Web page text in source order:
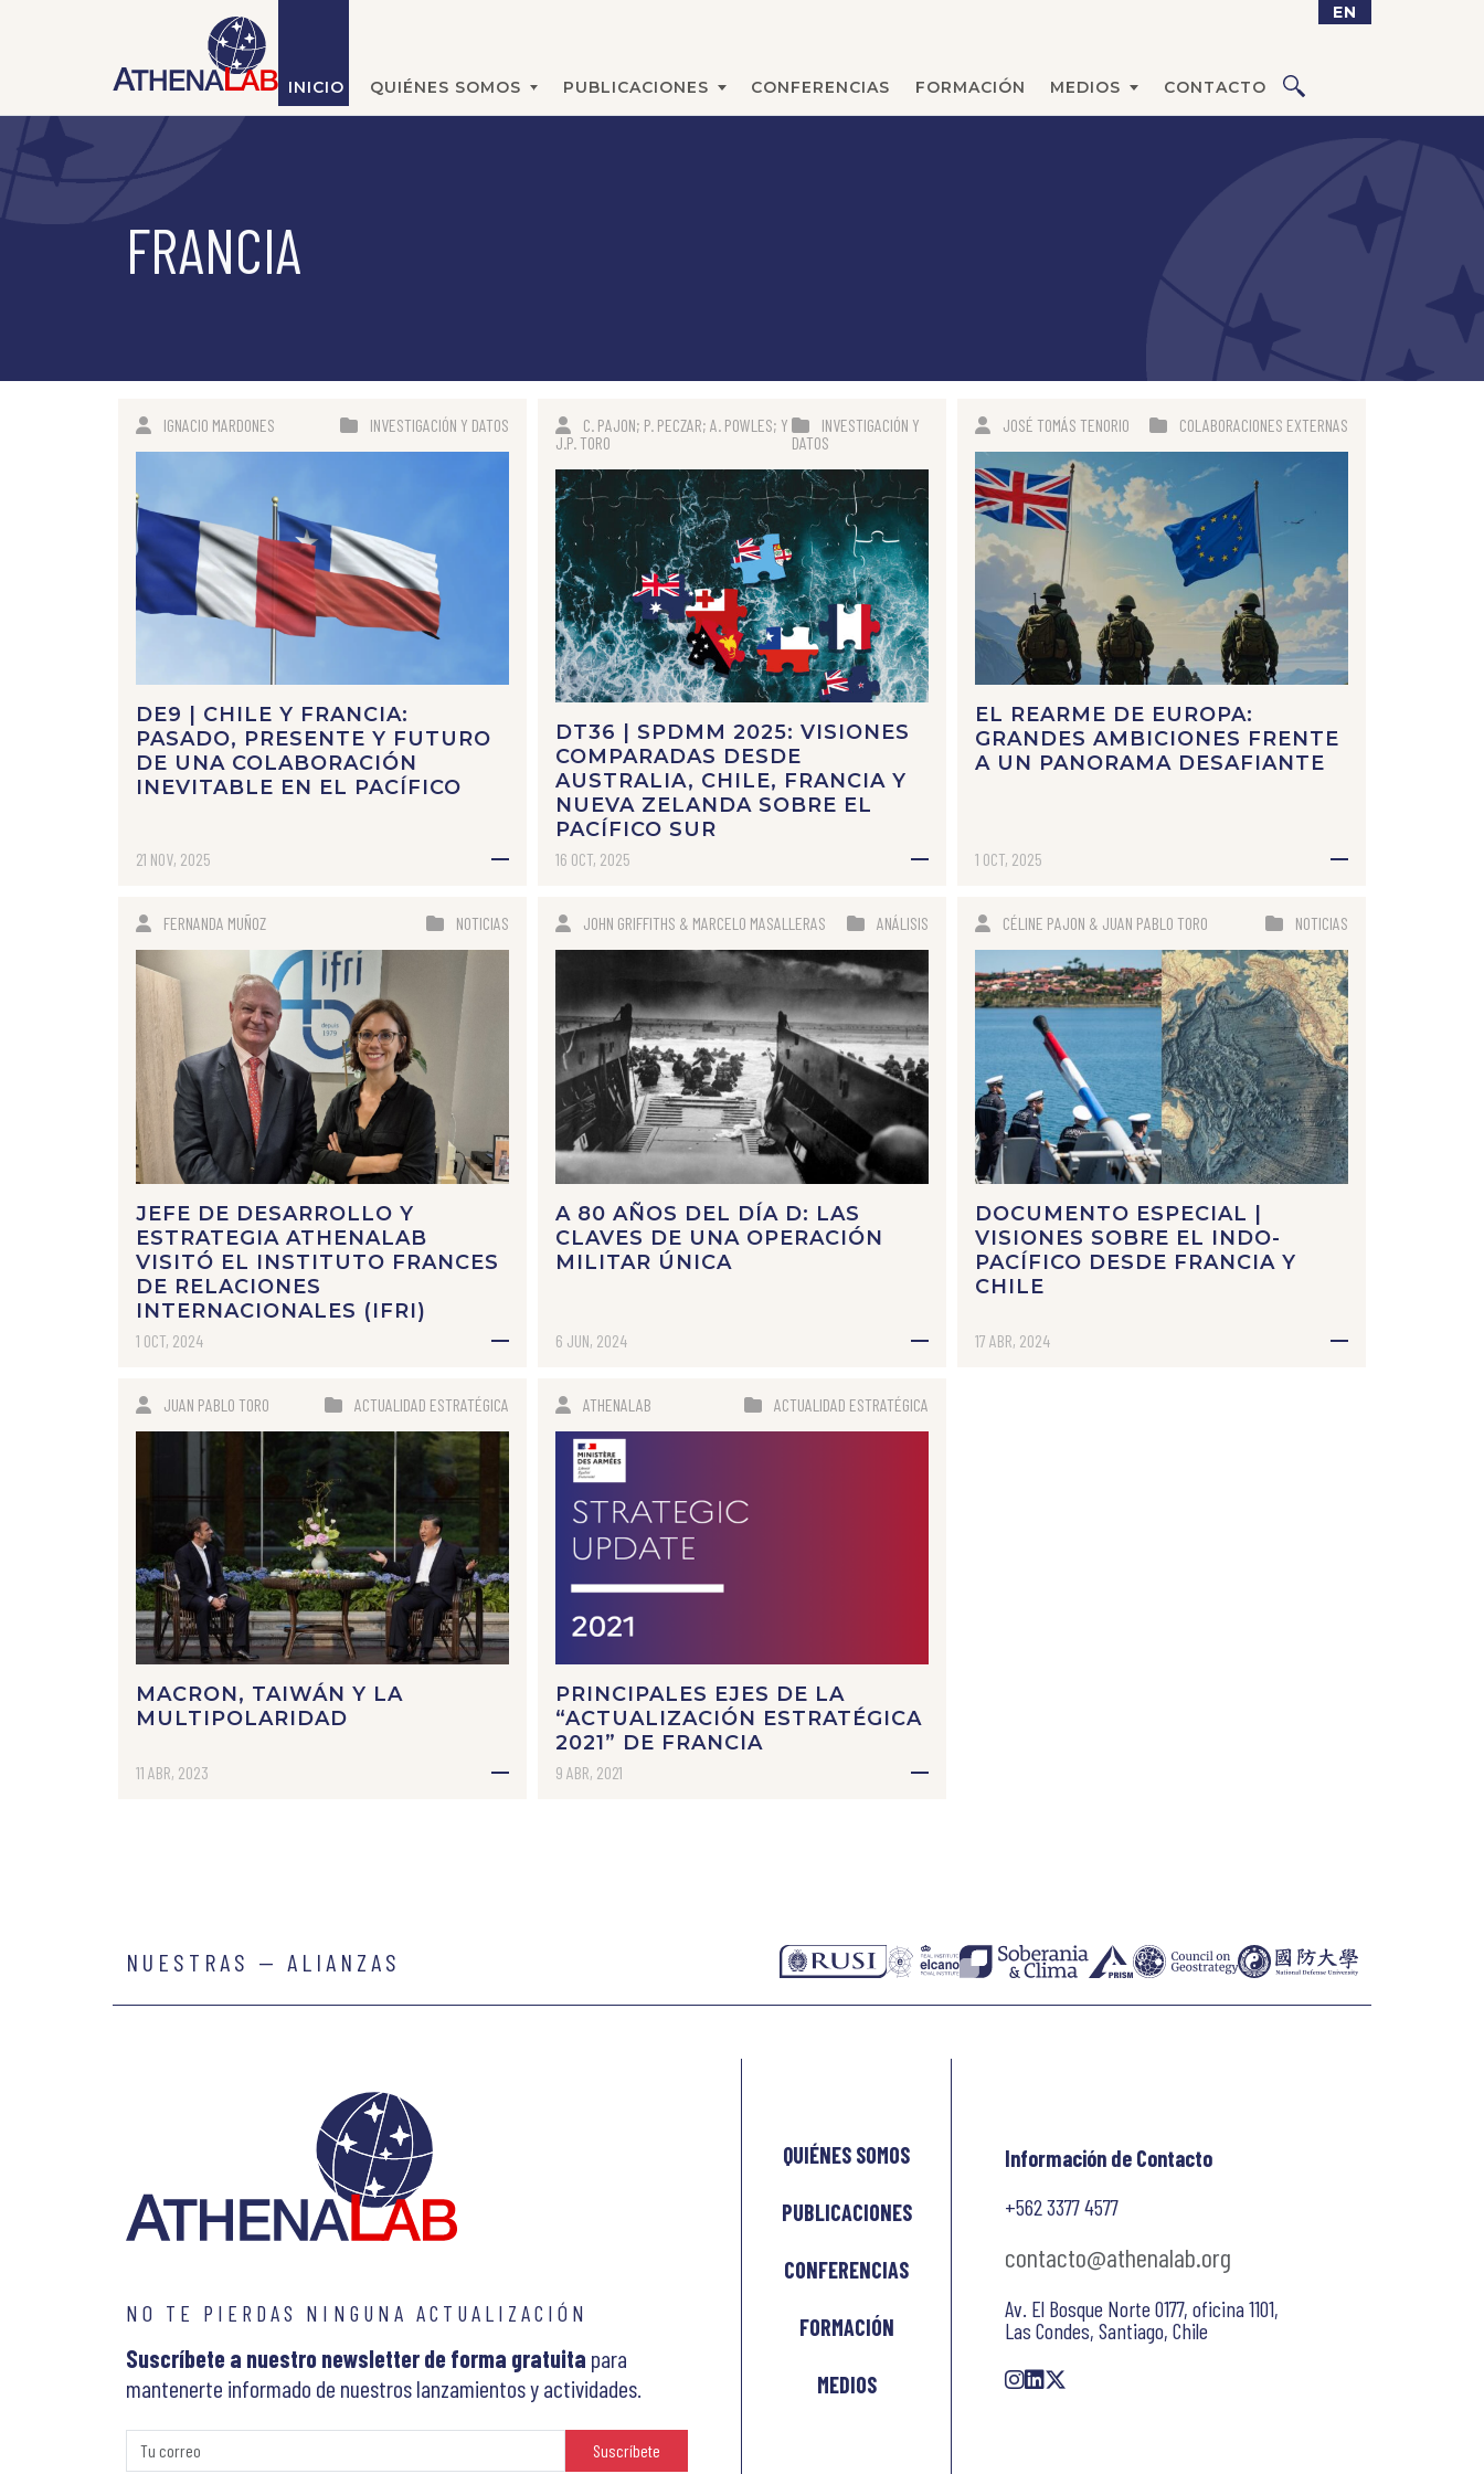
INICIO QUIÉNES SOMOS PUBLICACIONES CONFERENCIAS FORMACIÓN MEDIOS CONTACTO
BUSCAR
EN
FRANCIA
IGNACIO MARDONES INVESTIGACIÓN Y DATOS
DE9 | CHILE Y FRANCIA:
PASADO, PRESENTE Y FUTURO
DE UNA COLABORACIÓN
INEVITABLE EN EL PACÍFICO
21 NOV, 2025
C. PAJON; P. PECZAR; A. POWLES; Y
J.P. TORO
INVESTIGACIÓN Y
DATOS
DT36 | SPDMM 2025: VISIONES
COMPARADAS DESDE
AUSTRALIA, CHILE, FRANCIA Y
NUEVA ZELANDA SOBRE EL
PACÍFICO SUR
16 OCT, 2025
JOSÉ TOMÁS TENORIO COLABORACIONES EXTERNAS
EL REARME DE EUROPA:
GRANDES AMBICIONES FRENTE
A UN PANORAMA DESAFIANTE
1 OCT, 2025
FERNANDA MUÑOZ NOTICIAS
JEFE DE DESARROLLO Y
ESTRATEGIA ATHENALAB
VISITÓ EL INSTITUTO FRANCES
DE RELACIONES
INTERNACIONALES (IFRI)
1 OCT, 2024
JOHN GRIFFITHS & MARCELO MASALLERAS ANÁLISIS
A 80 AÑOS DEL DÍA D: LAS
CLAVES DE UNA OPERACIÓN
MILITAR ÚNICA
6 JUN, 2024
CÉLINE PAJON & JUAN PABLO TORO NOTICIAS
DOCUMENTO ESPECIAL |
VISIONES SOBRE EL INDO-
PACÍFICO DESDE FRANCIA Y
CHILE
17 ABR, 2024
JUAN PABLO TORO ACTUALIDAD ESTRATÉGICA
MACRON, TAIWÁN Y LA
MULTIPOLARIDAD
11 ABR, 2023
ATHENALAB ACTUALIDAD ESTRATÉGICA
PRINCIPALES EJES DE LA
“ACTUALIZACIÓN ESTRATÉGICA
2021” DE FRANCIA
9 ABR, 2021
NUESTRAS — ALIANZAS
NO TE PIERDAS NINGUNA ACTUALIZACIÓN
Suscríbete a nuestro newsletter de forma gratuita para
mantenerte informado de nuestros lanzamientos y actividades.
Suscríbete
QUIÉNES SOMOS
PUBLICACIONES
CONFERENCIAS
FORMACIÓN
MEDIOS
Información de Contacto
+562 3377 4577
contacto@athenalab.org
Av. El Bosque Norte 0177, oficina 1101,
Las Condes, Santiago, Chile